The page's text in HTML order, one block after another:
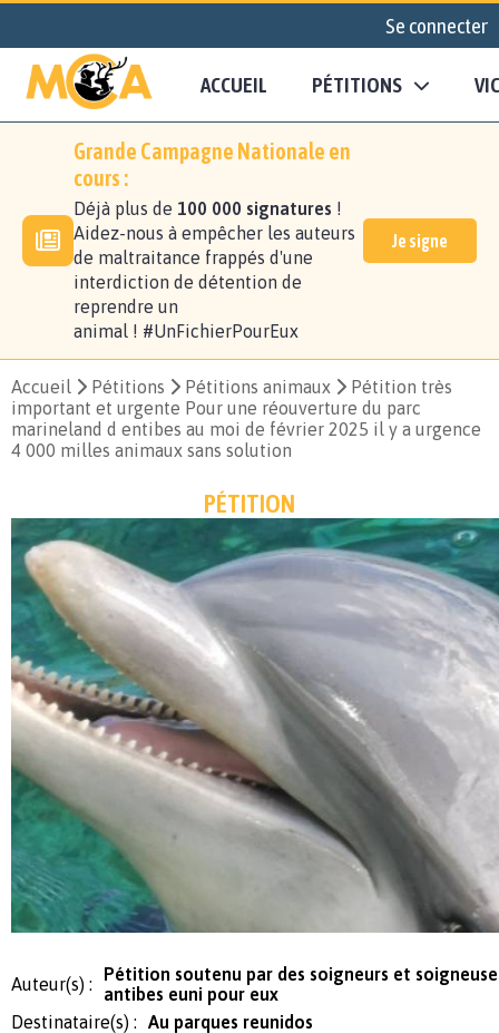
Se connecter
ACCUEIL PÉTITIONS
Grande Campagne Nationale en
cours :
Déjà plus de 100 000 signatures !
Aidez-nous à empêcher les auteurs
de maltraitance frappés d'une
interdiction de détention de
reprendre un
animal ! #UnFichierPourEux
Je signe
Accueil Pétitions Pétitions animaux
Pétition très
important et urgente Pour une réouverture du parc
marineland d entibes au moi de février 2025 il y a urgence
4 000 milles animaux sans solution
PÉTITION
Auteur(s) :
Pétition soutenu par des soigneurs et
antibes euni pour eux
Destinataire(s) :
Au parques reunidos